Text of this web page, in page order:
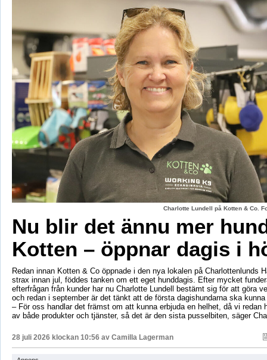
Charlotte Lundell på Kotten & Co.
Nu blir det ännu mer
Kotten – öppnar dagis i
Redan innan Kotten & Co öppnade i den nya lokalen på Charlottenlunds
strax innan jul, föddes tanken om ett eget hunddagis. Efter mycket
efterfrågan från kunder har nu Charlotte Lundell bestämt sig för att göra
och redan i september är det tänkt att de första dagishundarna ska
– För oss handlar det främst om att kunna erbjuda en helhet, då vi redan
av både produkter och tjänster, så det är den sista pusselbiten, säger
28 juli 2026 klockan 10:56 av Camilla Lagerman